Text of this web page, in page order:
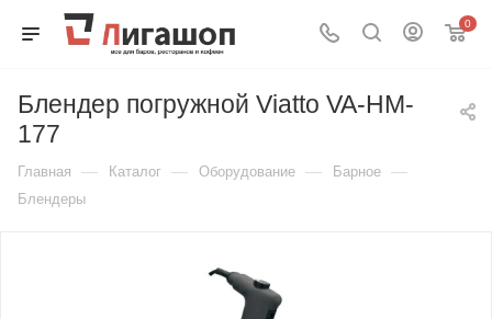
0
Блендер погружной Viatto VA-HM-
177
Главная — Каталог — Оборудование — Барное —
Блендеры